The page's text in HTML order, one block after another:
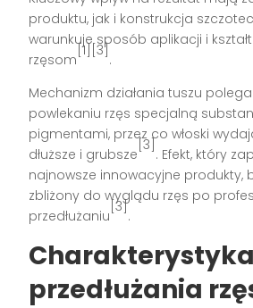
produktu, jak i konstrukcja
warunkuje sposób aplikacji i
rzęsom
[1][3]
.
Mechanizm działania tuszu
powlekaniu rzęs specjalną
pigmentami, przez co włoski
dłuższe i grubsze
[3]
. Efekt, który
najnowsze innowacyjne produkty,
zbliżony do wyglądu rzęs po
przedłużaniu
[3]
.
Charakterystyka
przedłużania